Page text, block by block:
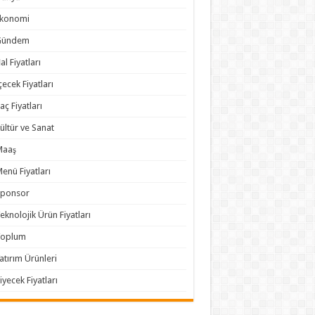
Fiyatları
Fiyatları
Fiyatları
ve Sanat
Fiyatları
Ürün Fiyatları
Ürünleri
Fiyatları